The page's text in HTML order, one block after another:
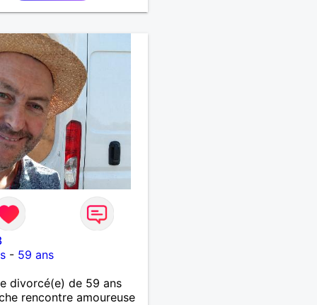
- 59 ans
divorcé(e) de 59 ans
rencontre amoureuse